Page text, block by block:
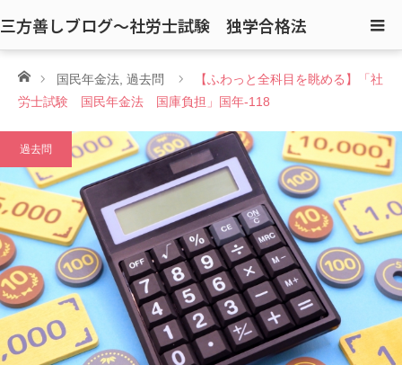
三方善しブログ〜社労士試験 独学合格法
ホーム国民年金法 過去問
【ふわっと全科目を眺める】「社
労士試験 国民年金法 国庫負担」国年-118
過去問